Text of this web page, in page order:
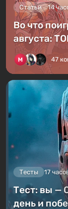
Статьи 14
Во что
августа:
47
Тесты 17
Тест: вы —
день и